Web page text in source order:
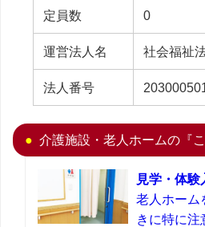
定員数 0
運営法人名 社会福祉
法人番号
介護施設・老人ホームの『
見学・体
老人ホーム
きに特に注